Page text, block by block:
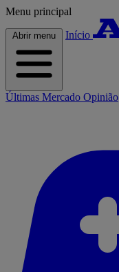
Menu principal
Abrir menu Início
Últimas Mercado Opinião